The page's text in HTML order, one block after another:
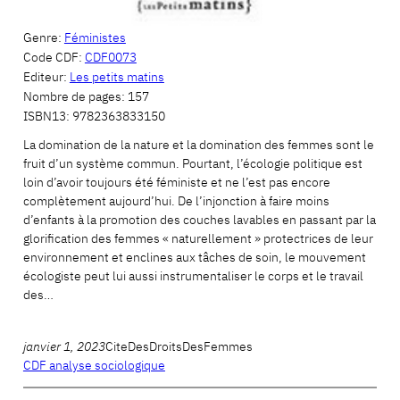
Genre: Féministes
Code CDF: CDF0073
Editeur: Les petits matins
Nombre de pages: 157
ISBN13: 9782363833150
La domination de la nature et la domination des femmes sont le
fruit d’un système commun. Pourtant, l’écologie politique est
loin d’avoir toujours été féministe et ne l’est pas encore
complètement aujourd’hui. De l’injonction à faire moins
d’enfants à la promotion des couches lavables en passant par la
glorification des femmes « naturellement » protectrices de leur
environnement et enclines aux tâches de soin, le mouvement
écologiste peut lui aussi instrumentaliser le corps et le travail
des…
janvier 1, 2023CiteDesDroitsDesFemmes
CDF analyse sociologique